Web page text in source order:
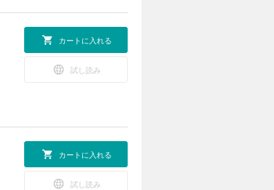
カートに入れる
試し読み
カートに入れる
試し読み